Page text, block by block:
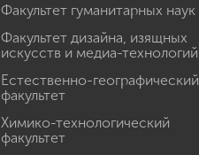
Факультет гуманитарных наук
Факультет дизайна, изящных
искусств и медиа-технологий
Естественно-географический
факультет
Химико-технологический
факультет